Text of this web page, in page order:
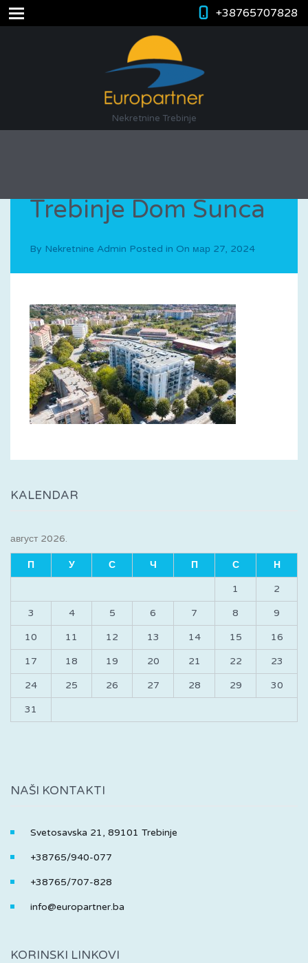
+38765707828
Nekretnine Trebinje
Trebinje Dom Sunca
By Nekretnine Admin Posted in On мар 27, 2024
KALENDAR
август 2026.
П У С Ч П С Н
1 2
3 4 5 6 7 8 9
10 11 12 13 14 15 16
17 18 19 20 21 22 23
24 25 26 27 28 29 30
31
NAŠI KONTAKTI
Svetosavska 21, 89101 Trebinje
+38765/940-077
+38765/707-828
info@europartner.ba
KORINSKI LINKOVI